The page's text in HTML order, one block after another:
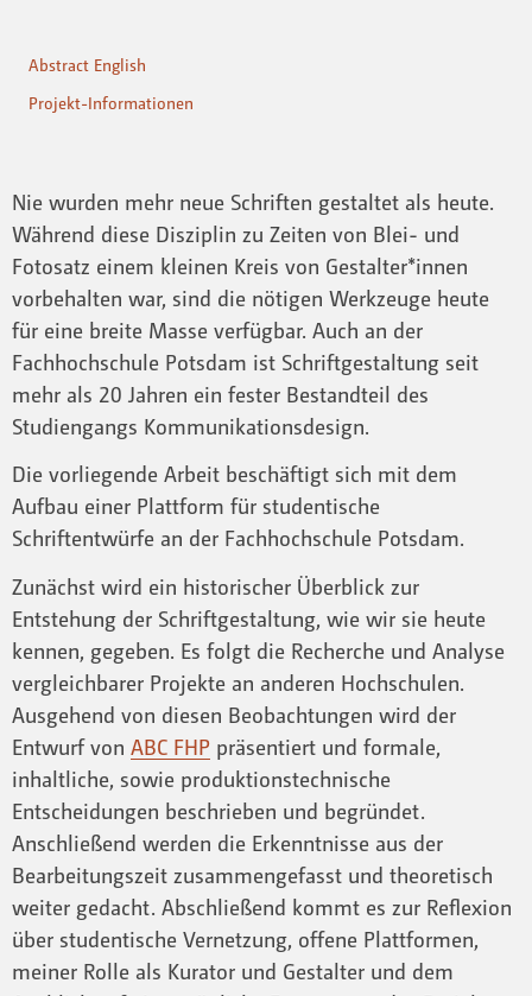
Abstract English
Projekt-Informationen
Nie wurden mehr neue Schriften gestaltet als heute.
Während diese Disziplin zu Zeiten von Blei- und
Fotosatz einem kleinen Kreis von Gestalter*innen
vorbehalten war, sind die nötigen Werkzeuge heute
für eine breite Masse verfügbar. Auch an der
Fachhochschule Potsdam ist Schriftgestaltung seit
mehr als 20 Jahren ein fester Bestandteil des
Studiengangs Kommunikationsdesign.
Die vorliegende Arbeit beschäftigt sich mit dem
Aufbau einer Plattform für studentische
Schriftentwürfe an der Fachhochschule Potsdam.
Zunächst wird ein historischer Überblick zur
Entstehung der Schriftgestaltung, wie wir sie heute
kennen, gegeben. Es folgt die Recherche und Analyse
vergleichbarer Projekte an anderen Hochschulen.
Ausgehend von diesen Beobachtungen wird der
Entwurf von ABC FHP präsentiert und formale,
inhaltliche, sowie produktionstechnische
Entscheidungen beschrieben und begründet.
Anschließend werden die Erkenntnisse aus der
Bearbeitungszeit zusammengefasst und theoretisch
weiter gedacht. Abschließend kommt es zur Reflexion
über studentische Vernetzung, offene Plattformen,
meiner Rolle als Kurator und Gestalter und dem